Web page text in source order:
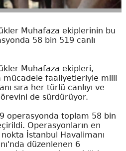
Muhafaza ekiplerinin bu
58 bin 519 canlı
Muhafaza ekipleri,
mücadele faaliyetleriyle milli
sıra her türlü canlıyı ve
de sürdürüyor.
operasyonda toplam 58 bin
Operasyonların en
İstanbul Havalimanı
düzenlenen 6